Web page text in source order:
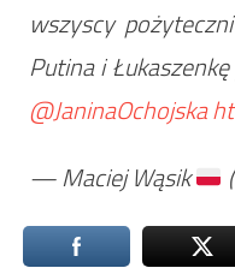
wszyscy
Putina i
@JaninaOchojska
— Maciej Wąsik